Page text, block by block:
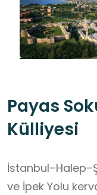
Payas
Külliyesi
ve İpek Yolu